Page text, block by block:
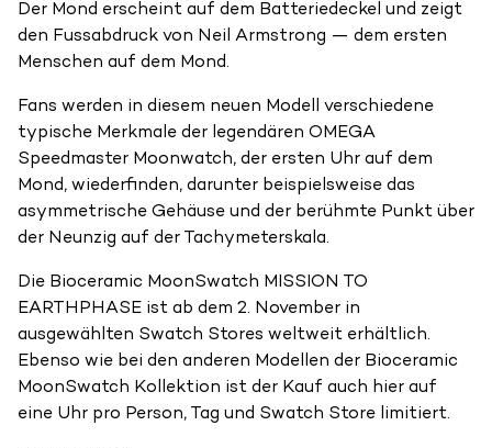
Der Mond erscheint auf dem Batteriedeckel und zeigt
den Fussabdruck von Neil Armstrong — dem ersten
Menschen auf dem Mond.
Fans werden in diesem neuen Modell verschiedene
typische Merkmale der legendären OMEGA
Speedmaster Moonwatch, der ersten Uhr auf dem
Mond, wiederfinden, darunter beispielsweise das
asymmetrische Gehäuse und der berühmte Punkt über
der Neunzig auf der Tachymeterskala.
Die Bioceramic MoonSwatch MISSION TO
EARTHPHASE ist ab dem 2. November in
ausgewählten Swatch Stores weltweit erhältlich.
Ebenso wie bei den anderen Modellen der Bioceramic
MoonSwatch Kollektion ist der Kauf auch hier auf
eine Uhr pro Person, Tag und Swatch Store limitiert.